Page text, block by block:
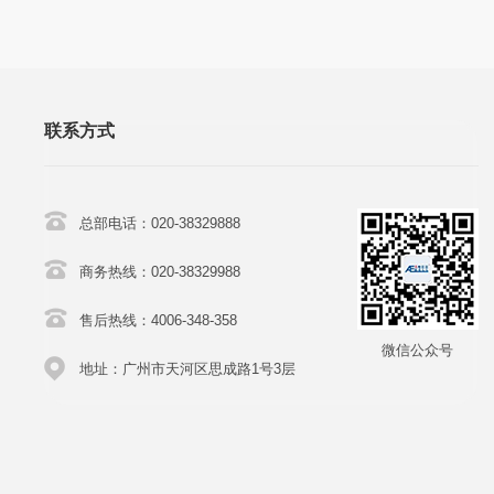
联系方式
总部电话：020-38329888
商务热线：020-38329988
售后热线：4006-348-358
地址：广州市天河区思成路1号3层
微信公众号